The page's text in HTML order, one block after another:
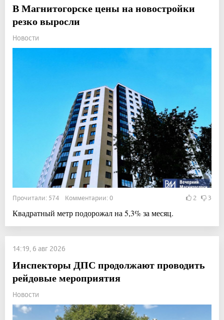
В Магнитогорске цены на новостройки
резко выросли
Новости
Прочитали: 574 Комментарии: 0 2 3
Квадратный метр подорожал на 5,3% за месяц.
14:19, 6 авг 2026
Инспекторы ДПС продолжают проводить
рейдовые мероприятия
Новости